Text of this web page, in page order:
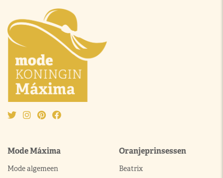
Mode Máxima
Mode algemeen
Oranjeprinsessen
Beatrix